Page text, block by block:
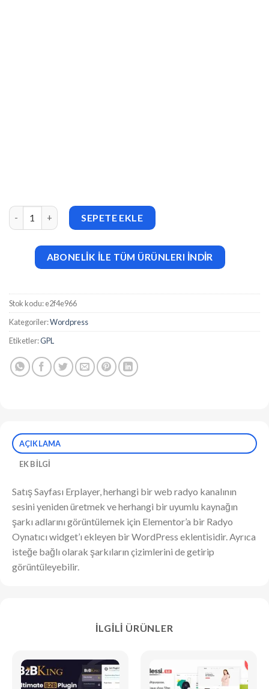
Erplayer v2.0 Radio Player for Elementor adet
SEPETE EKLE
ABONELİK İLE TÜM ÜRÜNLERI İNDİR
Stok kodu:e2f4e966
Kategoriler:Wordpress
Etiketler:GPL
AÇIKLAMA
EK BILGI
Satış Sayfası Erplayer, herhangi bir web radyo kanalının
sesini yeniden üretmek ve herhangi bir uyumlu kaynağın
şarkı adlarını görüntülemek için Elementor’a bir Radyo
Oynatıcı widget’ı ekleyen bir WordPress eklentisidir. Ayrıca
isteğe bağlı olarak şarkıların çizimlerini de getirip
görüntüleyebilir.
İLGILI ÜRÜNLER